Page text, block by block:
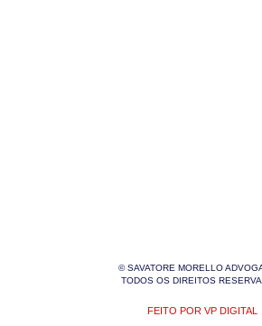
© SAVATORE MORELLO
TODOS OS DIREITOS
FEITO POR VP DIGITAL